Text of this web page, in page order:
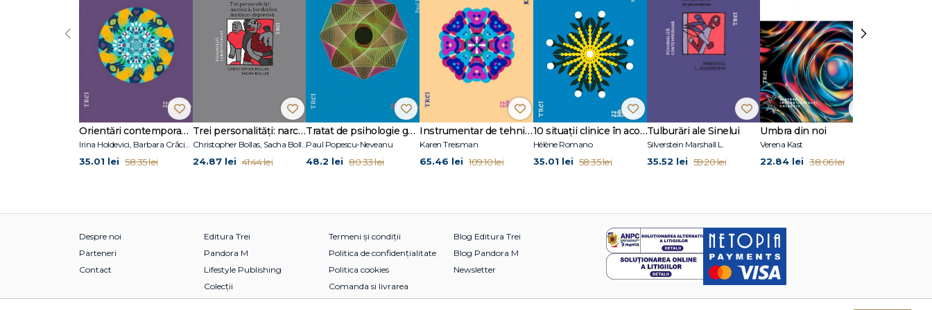
Orientări contemporane în psihoterapie și consiliere psihologică
Irina Holdevici, Barbara Crăciun
35.01 lei 58.35 lei
Trei personalități: narcisică, borderline, maniaco-depresivă
Christopher Bollas, Sacha Bollas
24.87 lei 41.44 lei
Tratat de psihologie generală
Paul Popescu-Neveanu
48.2 lei 80.33 lei
Instrumentar de tehnici terapeutice creative
Karen Treisman
65.46 lei 109.10 lei
10 situații clinice în acompanierea doliului
Hélène Romano
35.01 lei 58.35 lei
Tulburări ale Sinelui
Silverstein Marshall L.
35.52 lei 59.20 lei
Umbra din noi
Verena Kast
22.84 lei 38.06 lei
‹ ›
Despre noi
Parteneri
Contact
Editura Trei
Pandora M
Lifestyle Publishing
Colecții
Termeni și condiții
Politica de confidențialitate
Politica cookies
Comanda si livrarea
Blog Editura Trei
Blog Pandora M
Newsletter